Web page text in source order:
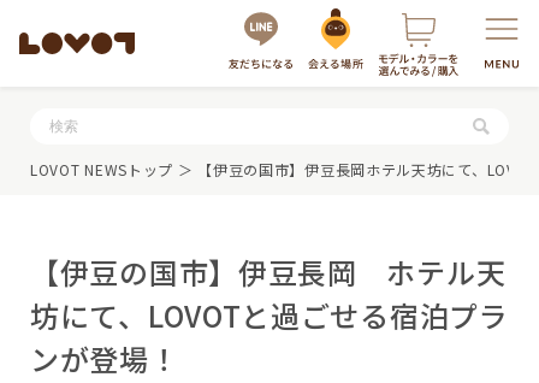
服・グッズの購入はこちら
LOVOT NEWSトップ ＞ 【伊豆の国市】伊豆長岡ホテル天坊にて、
【伊豆の国市】伊豆長岡 ホテル天
坊にて、LOVOTと過ごせる宿泊プラ
ンが登場！